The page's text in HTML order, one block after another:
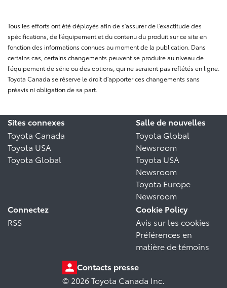
Tous les efforts ont été déployés afin de s’assurer de l’exactitude des
spécifications, de l’équipement et du contenu du produit sur ce site en
fonction des informations connues au moment de la publication. Dans
certains cas, certains changements peuvent se produire au niveau de
l’équipement de série ou des options, qui ne seraient pas reflétés en ligne.
Toyota Canada se réserve le droit d’apporter ces changements sans
préavis ni obligation de sa part.
Sites connexes
Toyota Canada
Toyota USA
Toyota Global
Salle de nouvelles
Toyota Global
Newsroom
Toyota USA
Newsroom
Toyota Europe
Newsroom
Connectez
RSS
Cookie Policy
Avis sur les cookies
Préférences en
matière de témoins
Contacts presse
© 2026 Toyota Canada Inc.